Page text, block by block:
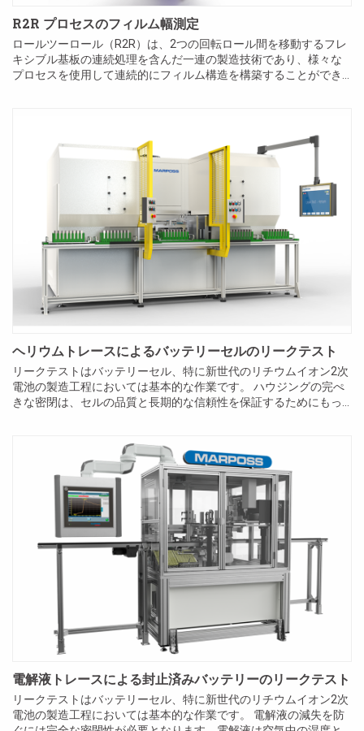
R2R プロセスのフィルム幅測定
ロールツーロール（R2R）は、2つの回転ロール間を移動するフレ
キシブル基板の連続処理を含んだ一連の製造技術であり、様々な
プロセスを使用して連続的にフィルム構造を構築することができ
ヘリウムトレースによるバッテリーセルのリークテスト
リークテストはバッテリーセル、特に新世代のリチウムイオン2次
電池の製造工程においては基本的な作業です。 ハウジングの完ぺ
きな密閉は、セルの品質と長期的な信頼性を保証するためにもっ
電解液トレースによる封止済みバッテリーのリークテスト
リークテストはバッテリーセル、特に新世代のリチウムイオン2次
電池の製造工程においては基本的な作業です。 電解液の減失を防